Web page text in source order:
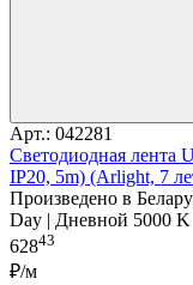
Арт.: 042281
Светодиодная лента
IP20, 5m) (Arlight, 7
Произведено в
Day | Дневной 5000 K
62843
₽/м